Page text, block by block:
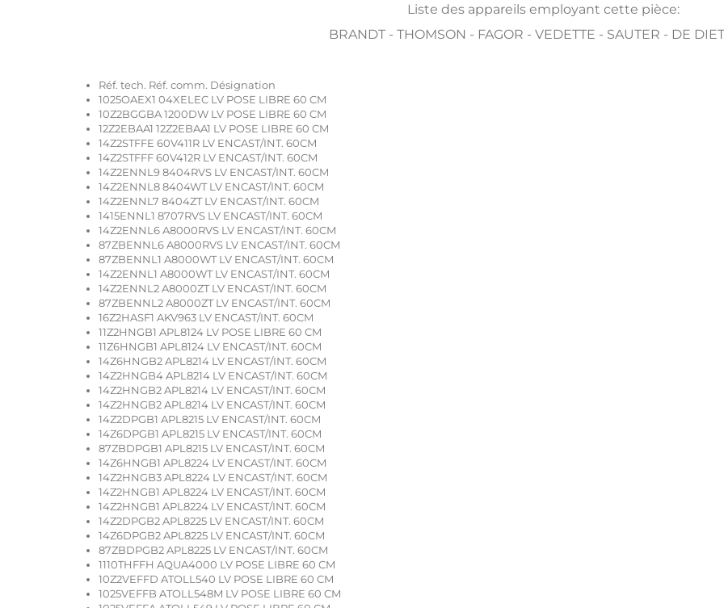
Liste des appareils employant cette pièce:
BRANDT - THOMSON - FAGOR - VEDETTE - SAUTER - DE
Réf. tech. Réf. comm. Désignation
1025OAEX1 04XELEC LV POSE LIBRE 60 CM
10Z2BGGBA 1200DW LV POSE LIBRE 60 CM
12Z2EBAA1 12Z2EBAA1 LV POSE LIBRE 60 CM
14Z2STFFE 60V411R LV ENCAST/INT. 60CM
14Z2STFFF 60V412R LV ENCAST/INT. 60CM
14Z2ENNL9 8404RVS LV ENCAST/INT. 60CM
14Z2ENNL8 8404WT LV ENCAST/INT. 60CM
14Z2ENNL7 8404ZT LV ENCAST/INT. 60CM
1415ENNL1 8707RVS LV ENCAST/INT. 60CM
14Z2ENNL6 A8000RVS LV ENCAST/INT. 60CM
87ZBENNL6 A8000RVS LV ENCAST/INT. 60CM
87ZBENNL1 A8000WT LV ENCAST/INT. 60CM
14Z2ENNL1 A8000WT LV ENCAST/INT. 60CM
14Z2ENNL2 A8000ZT LV ENCAST/INT. 60CM
87ZBENNL2 A8000ZT LV ENCAST/INT. 60CM
16Z2HASF1 AKV963 LV ENCAST/INT. 60CM
11Z2HNGB1 APL8124 LV POSE LIBRE 60 CM
11Z6HNGB1 APL8124 LV ENCAST/INT. 60CM
14Z6HNGB2 APL8214 LV ENCAST/INT. 60CM
14Z2HNGB4 APL8214 LV ENCAST/INT. 60CM
14Z2HNGB2 APL8214 LV ENCAST/INT. 60CM
14Z2HNGB2 APL8214 LV ENCAST/INT. 60CM
14Z2DPGB1 APL8215 LV ENCAST/INT. 60CM
14Z6DPGB1 APL8215 LV ENCAST/INT. 60CM
87ZBDPGB1 APL8215 LV ENCAST/INT. 60CM
14Z6HNGB1 APL8224 LV ENCAST/INT. 60CM
14Z2HNGB3 APL8224 LV ENCAST/INT. 60CM
14Z2HNGB1 APL8224 LV ENCAST/INT. 60CM
14Z2HNGB1 APL8224 LV ENCAST/INT. 60CM
14Z2DPGB2 APL8225 LV ENCAST/INT. 60CM
14Z6DPGB2 APL8225 LV ENCAST/INT. 60CM
87ZBDPGB2 APL8225 LV ENCAST/INT. 60CM
1110THFFH AQUA4000 LV POSE LIBRE 60 CM
10Z2VEFFD ATOLL540 LV POSE LIBRE 60 CM
1025VEFFB ATOLL548M LV POSE LIBRE 60 CM